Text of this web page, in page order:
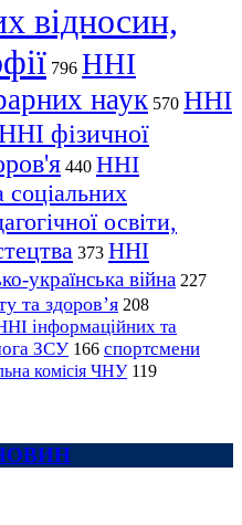
відносин,
796 ННІ
наук 570 ННІ
фізичної
440 ННІ
соціальних
освіти,
373 ННІ
українська війна 227
та здоров’я 208
інформаційних та
ЗСУ 166 спортсмени
комісія ЧНУ 119